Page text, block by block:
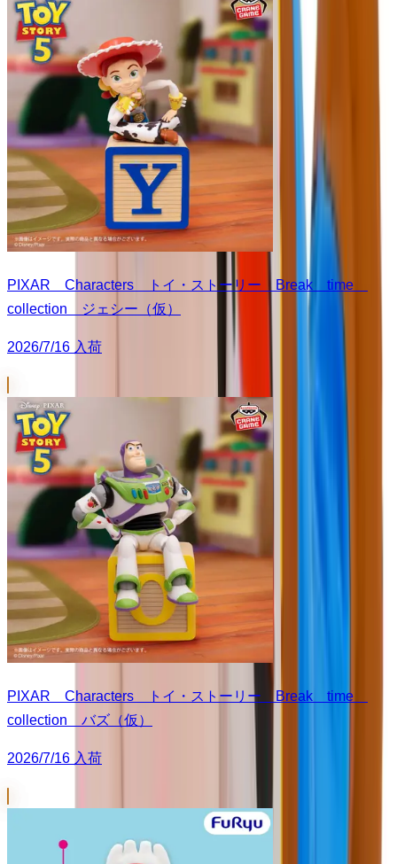
PIXAR Characters トイ・ストーリー Break time
collection ジェシー（仮）
2026/7/16 入荷
PIXAR Characters トイ・ストーリー Break time
collection バズ（仮）
2026/7/16 入荷